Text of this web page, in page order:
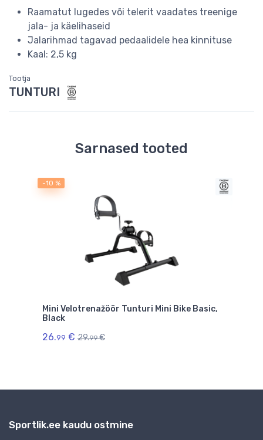
Raamatut lugedes või telerit vaadates treenige
jala- ja käelihaseid
Jalarihmad tagavad pedaalidele hea kinnituse
Kaal: 2,5 kg
Tootja
TUNTURI
Sarnased tooted
-10 %
Mini Velotrenažöör Tunturi Mini Bike Basic,
Black
26.99 € 29.99€
Sportlik.ee kaudu ostmine